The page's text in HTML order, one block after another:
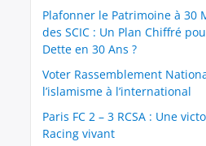
Plafonner le Patrimoine à 30
des SCIC : Un Plan Chiffré
Dette en 30 Ans ?
Voter Rassemblement
l’islamisme à l’international
Paris FC 2 – 3 RCSA : Une
Racing vivant